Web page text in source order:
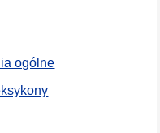
ogólne